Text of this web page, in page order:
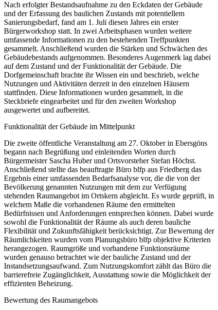
Nach erfolgter Bestandsaufnahme zu den Eckdaten der Gebäude
und der Erfassung des baulichen Zustands mit potentiellem
Sanierungsbedarf, fand am 1. Juli diesen Jahres ein erster
Bürgerworkshop statt. In zwei Arbeitsphasen wurden weitere
umfassende Informationen zu den bestehenden Treffpunkten
gesammelt. Anschließend wurden die Stärken und Schwächen des
Gebäudebestands aufgenommen. Besonderes Augenmerk lag dabei
auf dem Zustand und der Funktionalität der Gebäude. Die
Dorfgemeinschaft brachte ihr Wissen ein und beschrieb, welche
Nutzungen und Aktivitäten derzeit in den einzelnen Häusern
stattfinden. Diese Informationen wurden gesammelt, in die
Steckbriefe eingearbeitet und für den zweiten Workshop
ausgewertet und aufbereitet.
Funktionalität der Gebäude im Mittelpunkt
Die zweite öffentliche Veranstaltung am 27. Oktober in Ebersgöns
begann nach Begrüßung und einleitenden Worten durch
Bürgermeister Sascha Huber und Ortsvorsteher Stefan Höchst.
Anschließend stellte das beauftragte Büro blfp aus Friedberg das
Ergebnis einer umfassenden Bedarfsanalyse vor, die die von der
Bevölkerung genannten Nutzungen mit dem zur Verfügung
stehenden Raumangebot im Ortskern abgleicht. Es wurde geprüft, in
welchem Maße die vorhandenen Räume den ermittelten
Bedürfnissen und Anforderungen entsprechen können. Dabei wurde
sowohl die Funktionalität der Räume als auch deren bauliche
Flexibilität und Zukunftsfähigkeit berücksichtigt. Zur Bewertung der
Räumlichkeiten wurden vom Planungsbüro blfp objektive Kriterien
herangezogen. Raumgröße und vorhandene Funktionsräume
wurden genauso betrachtet wie der bauliche Zustand und der
Instandsetzungsaufwand. Zum Nutzungskomfort zählt das Büro die
barrierefreie Zugänglichkeit, Ausstattung sowie die Möglichkeit der
effizienten Beheizung.
Bewertung des Raumangebots